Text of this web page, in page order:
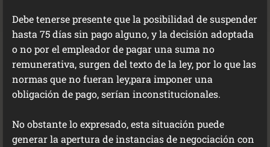
Debe tenerse presente que la posibilidad de suspender
hasta 75 días sin pago alguno, y la decisión adoptada
o no por el empleador de pagar una suma no
remunerativa, surgen del texto de la ley, por lo que las
normas que no fueran ley,para imponer una
obligación de pago, serían inconstitucionales.
No obstante lo expresado, esta situación puede
generar la apertura de instancias de negociación con